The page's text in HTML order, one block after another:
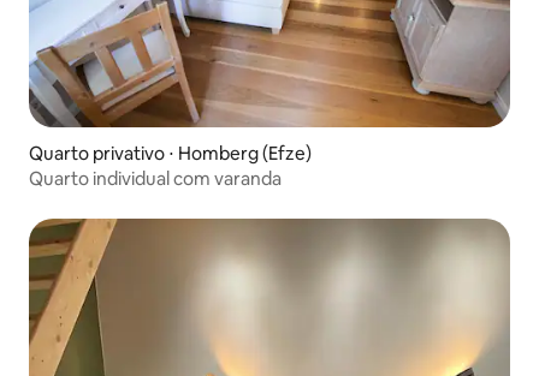
Quarto privativo ⋅ Homberg (Efze)
Quarto individual com varanda